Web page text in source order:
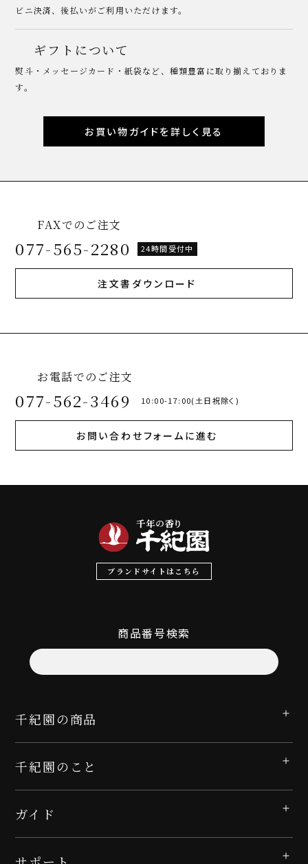
ビニ決済、後払いがご利用いただけます。
ギフトについて
熨斗・メッセージカード・紙袋など、種類豊富に取り揃えておりま
す。
お買い物ガイドを詳しく見る
FAXでのご注文
077-565-2280 24時間受付中
注文書ダウンロード
お電話でのご注文
077-562-3469 10:00-17:00(土日祝除く)
お問い合わせフォームに進む
ブランドサイトはこちら
商品番号検索
千紀園の商品
千紀園のこと
ガイド